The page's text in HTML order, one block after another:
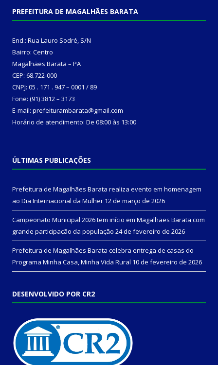
PREFEITURA DE MAGALHÃES BARATA
End.: Rua Lauro Sodré, S/N
Bairro: Centro
Magalhães Barata – PA
CEP: 68.722-000
CNPJ: 05 . 171 . 947 – 0001 / 89
Fone: (91) 3812 – 3173
E-mail: prefeiturambarata@gmail.com
Horário de atendimento: De 08:00 às 13:00
ÚLTIMAS PUBLICAÇÕES
Prefeitura de Magalhães Barata realiza evento em homenagem
ao Dia Internacional da Mulher 12 de março de 2026
Campeonato Municipal 2026 tem início em Magalhães Barata com
grande participação da população 24 de fevereiro de 2026
Prefeitura de Magalhães Barata celebra entrega de casas do
Programa Minha Casa, Minha Vida Rural 10 de fevereiro de 2026
DESENVOLVIDO POR CR2